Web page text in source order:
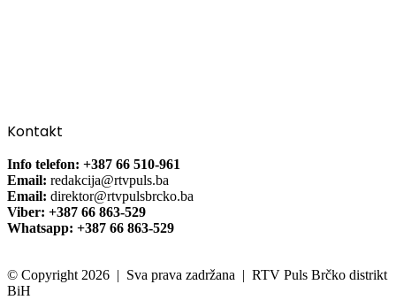
Kontakt
Info telefon: +387 66 510-961
Email: redakcija@rtvpuls.ba
Email: direktor@rtvpulsbrcko.ba
Viber: +387 66 863-529
Whatsapp: +387 66 863-529
© Copyright 2026 | Sva prava zadržana | RTV Puls Brčko distrikt
BiH